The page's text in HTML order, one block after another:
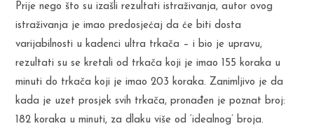
Prije nego što su izašli rezultati istraživanja, autor ovog
istraživanja je imao predosjećaj da će biti dosta
varijabilnosti u kadenci ultra trkača – i bio je upravu,
rezultati su se kretali od trkača koji je imao 155 koraka u
minuti do trkača koji je imao 203 koraka. Zanimljivo je da
kada je uzet prosjek svih trkača, pronađen je poznat broj:
182 koraka u minuti, za dlaku više od ‘idealnog’ broja.